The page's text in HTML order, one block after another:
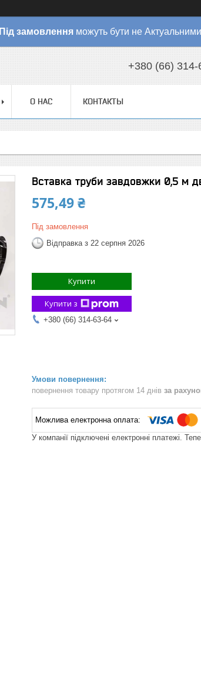
Під замовлення можуть бути не
+380 (66) 314-
О НАС КОНТАКТЫ
Вставка труби завдовжки 0,5 м
575,49 ₴
Під замовлення
Відправка з 22 серпня 2026
Купити
Купити з
+380 (66) 314-63-64
повернення товару протягом 14 днів за
У компанії підключені електронні платежі.